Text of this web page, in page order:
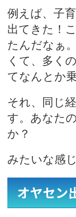
例えば、子
出てきた！
たんだなぁ
くて、多く
てなんとか
それ、同じ
す。あなた
か？
みたいな感
オヤセン